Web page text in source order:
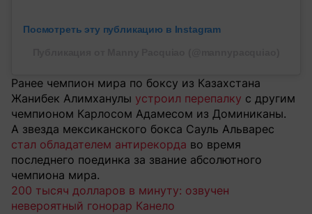
Посмотреть эту публикацию в Instagram
Ранее чемпион мира по боксу из Казахстана
Жанибек Алимханулы устроил перепалку с другим
чемпионом Карлосом Адамесом из Доминиканы.
А звезда мексиканского бокса Сауль Альварес
стал обладателем антирекорда во время
последнего поединка за звание абсолютного
чемпиона мира.
200 тысяч долларов в минуту: озвучен
невероятный гонорар Канело